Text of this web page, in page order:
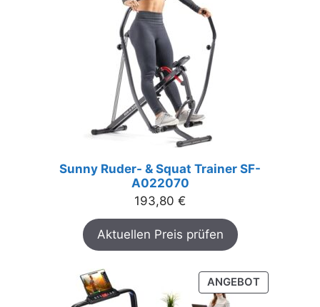
Sunny Ruder- & Squat Trainer SF-
A022070
193,80 €
Aktuellen Preis prüfen
ANGEBOTPRODUKT
IM